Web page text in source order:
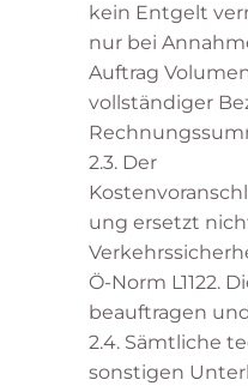
kein Entgelt
nur bei
Auftrag
vollständiger
2.3. Der
ung ersetzt
Ö-Norm L1122.
beauftragen
2.4. Sämtliche
sonstigen